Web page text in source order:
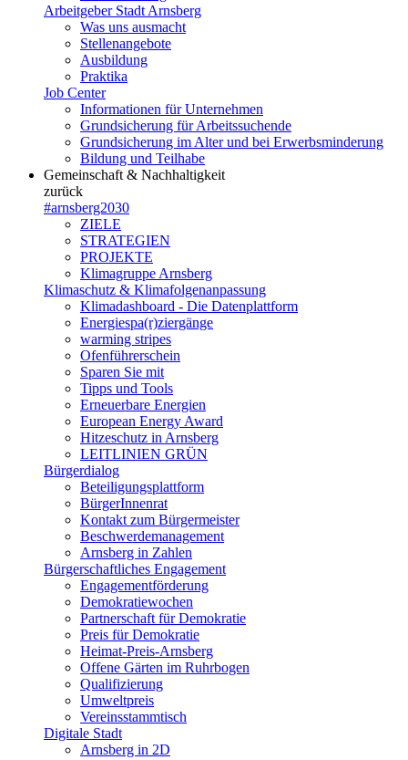
Arbeitgeber Stadt Arnsberg
Was uns ausmacht
Stellenangebote
Ausbildung
Praktika
Job Center
Informationen für Unternehmen
Grundsicherung für Arbeitssuchende
Grundsicherung im Alter und bei Erwerbsminderung
Bildung und Teilhabe
Gemeinschaft & Nachhaltigkeit
zurück
#arnsberg2030
ZIELE
STRATEGIEN
PROJEKTE
Klimagruppe Arnsberg
Klimaschutz & Klimafolgenanpassung
Klimadashboard - Die Datenplattform
Energiespa(r)ziergänge
warming stripes
Ofenführerschein
Sparen Sie mit
Tipps und Tools
Erneuerbare Energien
European Energy Award
Hitzeschutz in Arnsberg
LEITLINIEN GRÜN
Bürgerdialog
Beteiligungsplattform
BürgerInnenrat
Kontakt zum Bürgermeister
Beschwerdemanagement
Arnsberg in Zahlen
Bürgerschaftliches Engagement
Engagementförderung
Demokratiewochen
Partnerschaft für Demokratie
Preis für Demokratie
Heimat-Preis-Arnsberg
Offene Gärten im Ruhrbogen
Qualifizierung
Umweltpreis
Vereinsstammtisch
Digitale Stadt
Arnsberg in 2D